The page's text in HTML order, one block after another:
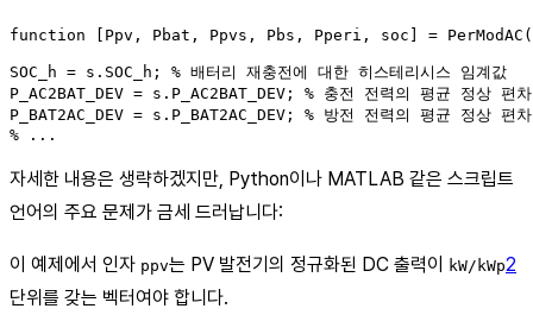
function [Ppv, Pbat, Ppvs, Pbs, Pperi, soc] =
SOC_h = s.SOC_h; % 배터리 재충전에 대한 히스테리시스 임계값
P_AC2BAT_DEV = s.P_AC2BAT_DEV; % 충전 전력의 평균 정상 편
P_BAT2AC_DEV = s.P_BAT2AC_DEV; % 방전 전력의 평균 정상 편
자세한 내용은 생략하겠지만, Python이나 MATLAB 같은 스크립트
언어의 주요 문제가 금세 드러납니다:
이 예제에서 인자 ppv는 PV 발전기의 정규화된 DC 출력이 kW/kWp2
단위를 갖는 벡터여야 합니다.